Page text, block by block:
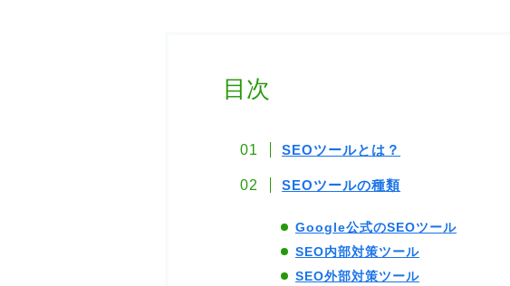
目次
SEOツールとは？
SEOツールの種類
Google公式のSEOツール
SEO内部対策ツール
SEO外部対策ツール